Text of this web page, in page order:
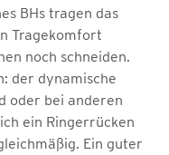
BHs tragen das
Tragekomfort
noch schneiden.
der dynamische
oder bei anderen
ein Ringerrücken
Ein guter